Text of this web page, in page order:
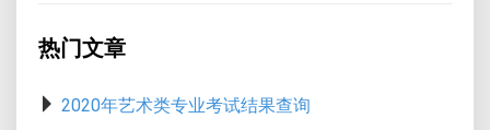
热门文章
2020年艺术类专业考试结果查询